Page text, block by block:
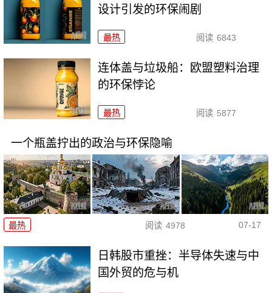
设计引发的环保闹剧
最热 阅读 6843
连体盖与垃圾船：欧盟塑料治理
的环保悖论
最热 阅读 5877
一个瓶盖拧出的政治与环保隐喻
最热 阅读 4978 07-17
日韩股市重挫：半导体失速与中
国外贸的危与机